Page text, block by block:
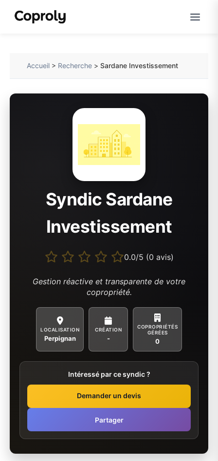
Accueil > Recherche >Sardane Investissement
Syndic Sardane
Investissement
0.0/5 (0 avis)
Gestion réactive et transparente de votre
copropriété.
LOCALISATION
Perpignan
CRÉATION
-
COPROPRIÉTÉS
GÉRÉES
0
Intéressé par ce syndic ?
Demander un devis
Partager